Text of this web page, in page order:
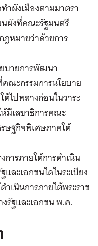
ำผังเมืองตามมาตรา
นผังที่คณะรัฐมนตรี
ฎหมายว่าด้วยการ
บายการพัฒนา
ณะกรรมการนโยบาย
ต้ไปพลางก่อนในวาระ
ห้มีเลขาธิการคณะ
รษฐกิจพิเศษภาคใต้
การภายใต้การดำเนิน
และเอกชนใดในระเบียง
เนินการภายใต้พระราช
รัฐและเอกชน พ.ศ.